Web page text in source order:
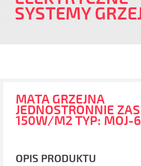
SYSTEMY
MATA GRZEJNA
JEDNOSTRONNIE
150W/M2 TYP: MOJ-
OPIS PRODUKTU